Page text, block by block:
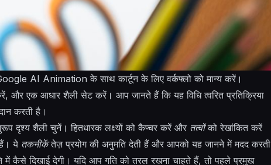
AI Animation के साथ कार्टून के लिए वर्कफ्लो को मान्य करें।
करें, और एक आधार शैली सेट करें। आप जानते हैं कि यह विधि त्वरित प्रतिक्रिया
करती है।
दृश्य शैली चुनें। हितधारक लक्ष्यों को कैप्चर करें और तत्वोंको रेखांकित करें
ये तकनीकेंतेज़ प्रयोग की अनुमति देती हैं और आपको यह जानने में मदद करती
में कैसे दिखाई देगी। यदि आप गति को तरल रखना चाहते हैं, तो पहले प्रमुख